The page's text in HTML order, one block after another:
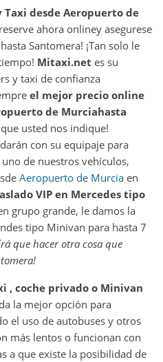
Taxi desdeAeropuerto de
ahora onliney asegurese
Santomera! ¡Tan solo le
Mitaxi.net es su
y taxi de confianza
el mejor precio online
de Murciahasta
usted nos indique!
con su equipaje para
de nuestros vehículos,
Aeropuerto de Murcia en
VIP en Mercedes tipo
grupo grande, le damos la
tipo Minivan para hasta 7
que hacer otra cosa que
!
, coche privado o Minivan
la mejor opción para
el uso de autobuses y otros
más lentos o funcionan con
a que existe la posibilidad de